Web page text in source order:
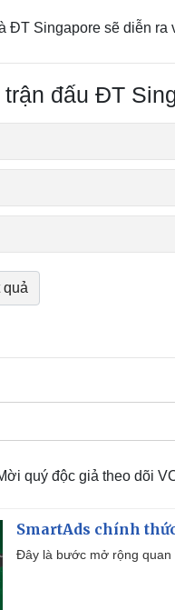
ĐT Singapore sẽ diễn ra
đấu ĐT
quý độc giả theo dõi
SmartAds chính
Đây là bước mở rộng quan